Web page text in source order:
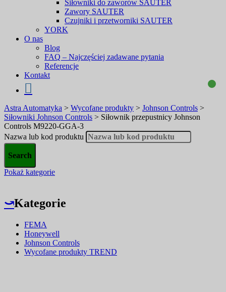
Siłowniki do zaworów SAUTER
Zawory SAUTER
Czujniki i przetworniki SAUTER
YORK
O nas
Blog
FAQ – Najczęściej zadawane pytania
Referencje
Kontakt
Astra Automatyka > Wycofane produkty > Johnson Controls >
Siłowniki Johnson Controls > Siłownik przepustnicy Johnson
Controls M9220-GGA-3
Nazwa lub kod produktu
Pokaż kategorie
⤻Kategorie
FEMA
Honeywell
Johnson Controls
Wycofane produkty TREND